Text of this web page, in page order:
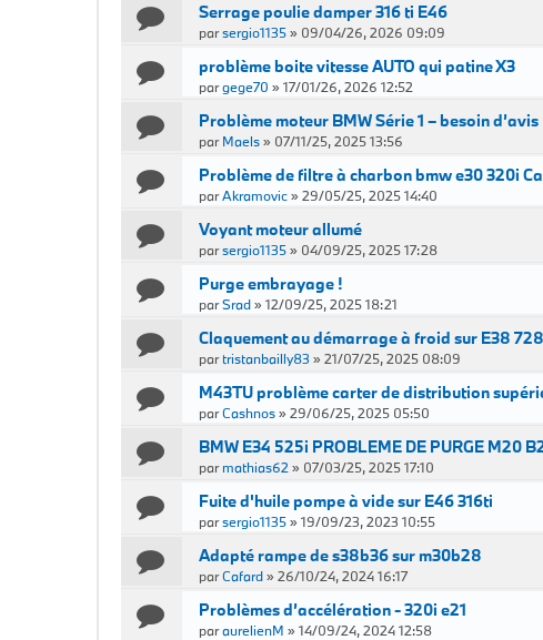
Serrage poulie damper 316 ti E46
parsergio1135» 09/04/26, 2026 09:09
problème boite vitesse AUTO qui patine X3
pargege70 »17/01/26, 2026 12:52
Problème moteur BMW Série 1 – besoin d’avis
parMaels» 07/11/25, 2025 13:56
Problème de filtre à charbon bmw e30 320i
parAkramovic»29/05/25, 2025 14:40
Voyant moteur allumé
parsergio1135» 04/09/25, 2025 17:28
Purge embrayage !
parSrad»12/09/25, 2025 18:21
Claquement au démarrage à froid sur E38
partristanbailly83 » 21/07/25, 2025 08:09
M43TU problème carter de distribution
parCashnos»29/06/25, 2025 05:50
BMW E34 525i PROBLEME DE PURGE M20
parmathias62 » 07/03/25, 2025 17:10
Fuite d'huile pompe à vide sur E46 316ti
parsergio1135»19/09/23, 2023 10:55
Adapté rampe de s38b36 sur m30b28
parCafard» 26/10/24, 2024 16:17
Problèmes d’accélération - 320i e21
paraurelienM »14/09/24, 2024 12:58